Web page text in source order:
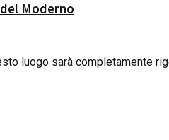
Moderno
luogo sarà completamente